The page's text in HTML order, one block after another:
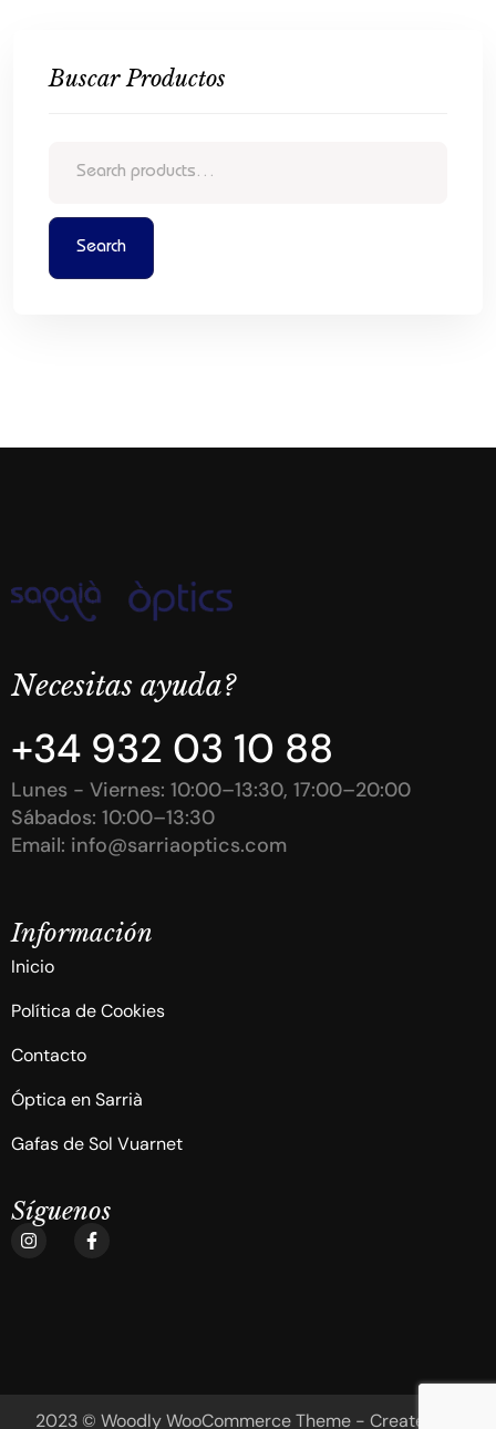
Buscar Productos
Search
Necesitas ayuda?
+34 932 03 10 88
Lunes - Viernes: 10:00–13:30, 17:00–20:00
Sábados: 10:00–13:30
Email: info@sarriaoptics.com
Información
Inicio
Política de Cookies
Contacto
Óptica en Sarrià
Gafas de Sol Vuarnet
Síguenos
2023 © Woodly WooCommerce Theme - Created By